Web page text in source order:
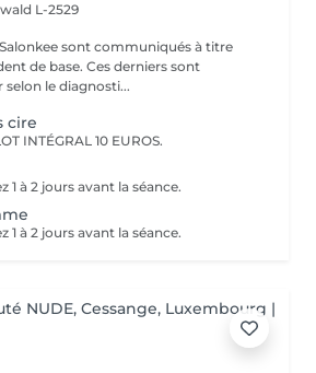
L-2529
sont communiqués à titre
de base. Ces derniers sont
selon le diagnosti...
cire
INTÉGRAL 10 EUROS.
1 à 2 jours avant la séance.
1 à 2 jours avant la séance.